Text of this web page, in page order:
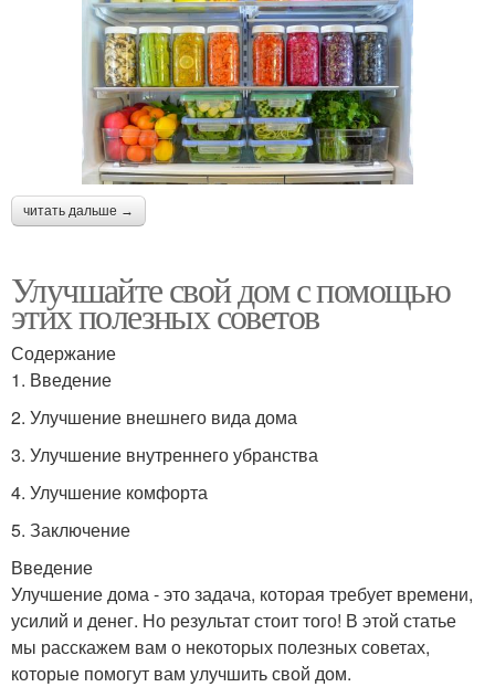
читать дальше →
Улучшайте свой дом с помощью
этих полезных советов
Содержание
1. Введение
2. Улучшение внешнего вида дома
3. Улучшение внутреннего убранства
4. Улучшение комфорта
5. Заключение
Введение
Улучшение дома - это задача, которая требует времени,
усилий и денег. Но результат стоит того! В этой статье
мы расскажем вам о некоторых полезных советах,
которые помогут вам улучшить свой дом.